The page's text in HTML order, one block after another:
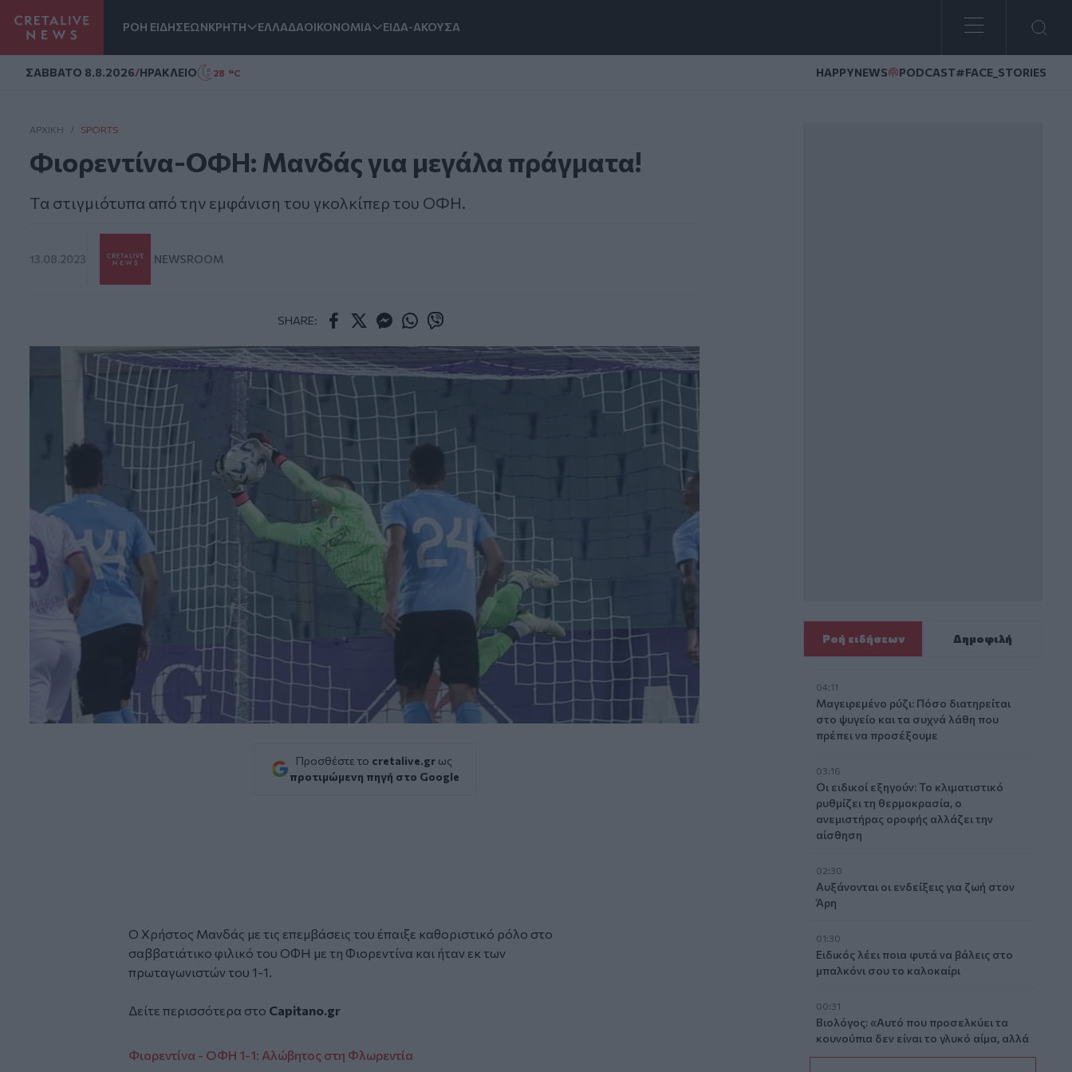
ΡΟΗ ΕΙΔΗΣΕΩΝΚΡΗΤΗ ΕΛΛΑΔΑΟΙΚΟΝΟΜΙΑ ΕΙΔΑ-ΑΚΟΥΣΑ
ΣAΒΒΑΤΟ 8.8.2026/ΗΡΑΚΛΕΙΟ 28 °C HAPPYNEWS PODCAST#FACE_STORIES
ΑΡΧΙΚΗ / SPORTS
Φιορεντίνα-ΟΦΗ: Μανδάς για μεγάλα πράγματα!
Tα στιγμιότυπα από την εμφάνιση του γκολκίπερ του ΟΦΗ.
13.08.2023 NEWSROOM
SHARE:
Προσθέστε το cretalive.gr ως
προτιμώμενη πηγή στο Google
Ο Χρήστος Μανδάς με τις επεμβάσεις του έπαιξε καθοριστικό ρόλο στο
σαββατιάτικο φιλικό του ΟΦΗ με τη Φιορεντίνα και ήταν εκ των
πρωταγωνιστών του 1-1.
Δείτε περισσότερα στο Capitano.gr
Φιορεντίνα - ΟΦΗ 1-1: Αλώβητος στη Φλωρεντία
Ροή ειδήσεων Δημοφιλή
04:11
Μαγειρεμένο ρύζι: Πόσο διατηρείται
στο ψυγείο και τα συχνά λάθη που
πρέπει να προσέξουμε
03:16
Οι ειδικοί εξηγούν: Το κλιματιστικό
ρυθμίζει τη θερμοκρασία, ο
ανεμιστήρας οροφής αλλάζει την
αίσθηση
02:30
Αυξάνονται οι ενδείξεις για ζωή στον
Άρη
01:30
Ειδικός λέει ποια φυτά να βάλεις στο
μπαλκόνι σου το καλοκαίρι
00:31
Βιολόγος: «Αυτό που προσελκύει τα
κουνούπια δεν είναι το γλυκό αίμα, αλλά
οι χημικές ενώσεις που εκπέμπουμε»